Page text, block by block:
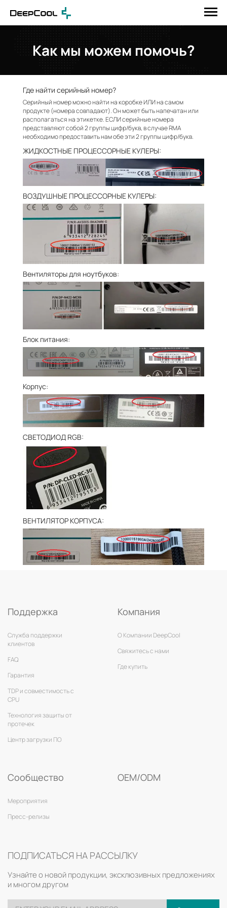
Как мы можем помочь?
Где найти серийный номер?
Серийный номер можно найти на коробке ИЛИ на самом
продукте (номера совпадают). Он может быть напечатан или
располагаться на этикетке. ЕСЛИ серийные номера
представляют собой 2 группы цифр/букв, в случае RMA
необходимо предоставить нам обе эти 2 группы цифр/букв.
ЖИДКОСТНЫЕ ПРОЦЕССОРНЫЕ КУЛЕРЫ:
ВОЗДУШНЫЕ ПРОЦЕССОРНЫЕ КУЛЕРЫ:
Вентиляторы для ноутбуков:
Блок питания:
Корпус:
СВЕТОДИОД RGB:
ВЕНТИЛЯТОР КОРПУСА:
Поддержка
Служба поддержки
клиентов
FAQ
Гарантия
TDP и совместимость с
CPU
Технология защиты от
протечек
Центр загрузки ПО
Компания
О Компании DeepCool
Свяжитесь с нами
Где купить
Сообщество
Мероприятия
Пресс-релизы
OEM/ODM
ПОДПИСАТЬСЯ НА РАССЫЛКУ
Узнайте о новой продукции, эксклюзивных предложениях
и многом другом